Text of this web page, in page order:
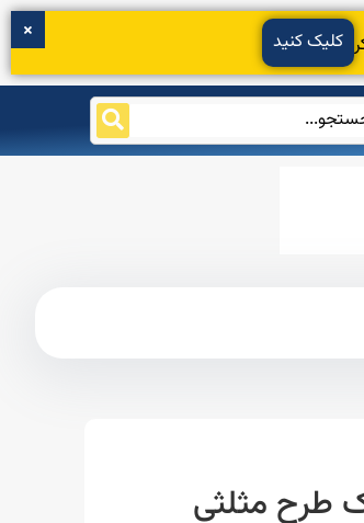
کلیک کنید
طرح مثلثی